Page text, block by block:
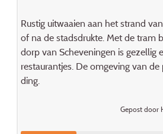
Rustig uitwaaien aan het strand
of na de stadsdrukte. Met de tram
dorp van Scheveningen is gezellig
restaurantjes. De omgeving van de
ding.
Gepost door